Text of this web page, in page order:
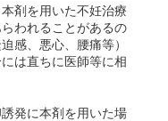
剤を用いた不妊治療
われることがあるの
感、悪心、腰痛等）
は直ちに医師等に相
発に本剤を用いた場